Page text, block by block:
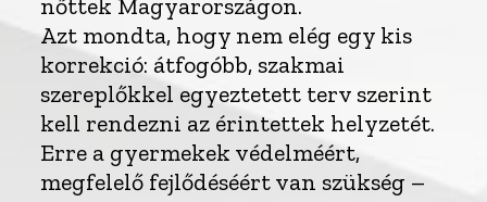
Azt mondta, hogy nem elég egy kis
korrekció: átfogóbb, szakmai
szereplőkkel egyeztetett terv szerint
kell rendezni az érintettek helyzetét.
Erre a gyermekek védelméért,
megfelelő fejlődéséért van szükség –